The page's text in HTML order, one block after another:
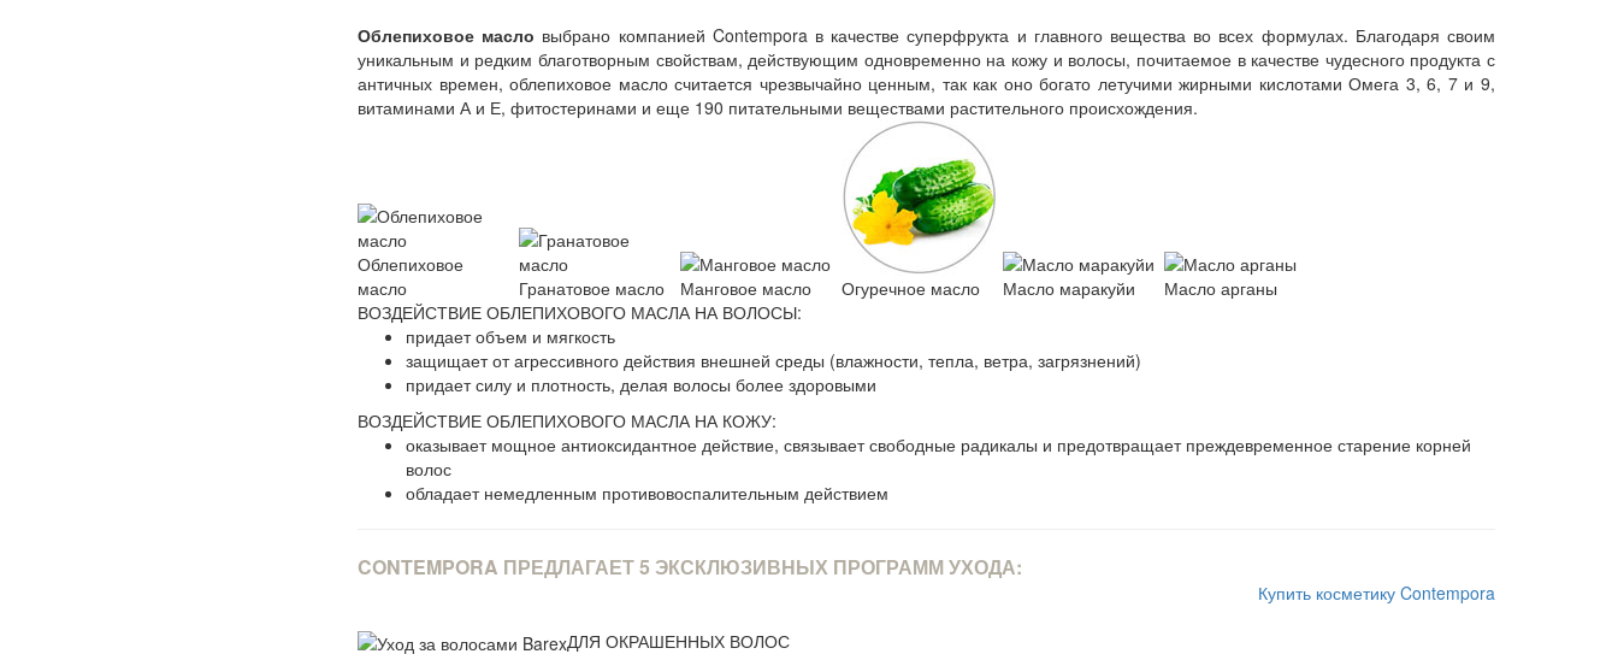
Облепиховое масло выбрано компанией Contempora в качестве суперфрукта и главного вещества во всех формулах. Благодаря своим
уникальным и редким благотворным свойствам, действующим одновременно на кожу и волосы, почитаемое в качестве чудесного продукта с
античных времен, облепиховое масло считается чрезвычайно ценным, так как оно богато летучими жирными кислотами Омега 3, 6, 7 и 9,
витаминами А и Е, фитостеринами и еще 190 питательными веществами растительного происхождения.
Облепиховое
масло
Гранатовое масло Манговое масло Огуречное масло Масло маракуйи
Масло арганы
ВОЗДЕЙСТВИЕ ОБЛЕПИХОВОГО МАСЛА НА ВОЛОСЫ:
придает объем и мягкость
защищает от агрессивного действия внешней среды (влажности, тепла, ветра, загрязнений)
придает силу и плотность, делая волосы более здоровыми
ВОЗДЕЙСТВИЕ ОБЛЕПИХОВОГО МАСЛА НА КОЖУ:
оказывает мощное антиоксидантное действие, связывает свободные радикалы и предотвращает преждевременное старение корней
волос
обладает немедленным противовоспалительным действием
CONTEMPORA ПРЕДЛАГАЕТ 5 ЭКСКЛЮЗИВНЫХ ПРОГРАММ УХОДА:
Купить косметику Contempora
ДЛЯ ОКРАШЕННЫХ ВОЛОС